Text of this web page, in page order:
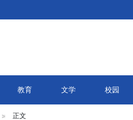
教育 文学 校园
正文